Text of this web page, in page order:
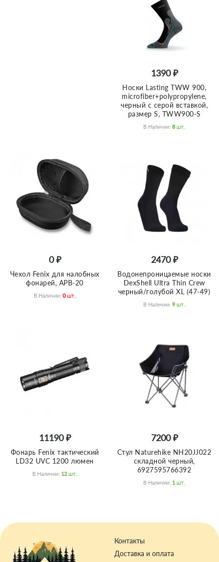
1390 ₽
Носки Lasting TWW 900,
microfiber+polypropylene,
черный с серой вставкой,
размер S, TWW900-S
В Наличии: 8 Шт.
0 ₽
Чехол Fenix для налобных
фонарей, APB-20
В Наличии: 0 Шт.
2470 ₽
Водонепроницаемые носки
DexShell Ultra Thin Crew
черный/голубой XL (47-49)
В Наличии: 9 Шт.
11190 ₽
Фонарь Fenix тактический
LD32 UVC 1200 люмен
В Наличии: 12 Шт.
7200 ₽
Стул Naturehike NH20JJ022
складной черный,
6927595766392
В Наличии: 1 Шт.
Контакты
Доставка и оплата